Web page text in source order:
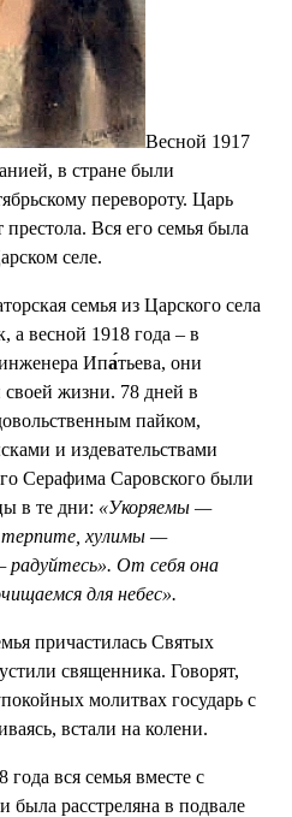
Весной 1917
в стране были
перевороту. Царь
Вся его семья была
селе.
семья из Царского села
а весной 1918 года – в
Ипа́тьева, они
своей жизни. 78 дней в
пайком,
и издевательствами
Серафима Саровского были
в те дни: «Укоряемы —
терпите, хулимы —
От себя она
для небес».
причастилась Святых
священника. Говорят,
молитвах государь с
встали на колени.
вся семья вместе с
расстреляна в подвале